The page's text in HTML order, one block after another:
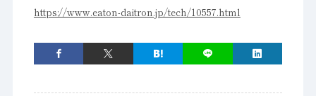
https://www.eaton-daitron.jp/tech/10557.html